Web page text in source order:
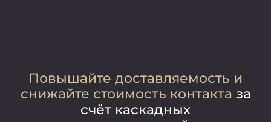
Повышайте доставляемость и
снижайте стоимость контакта за
счёт каскадных